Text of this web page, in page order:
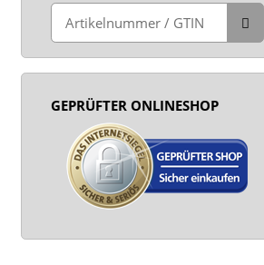
GEPRÜFTER ONLINESHOP